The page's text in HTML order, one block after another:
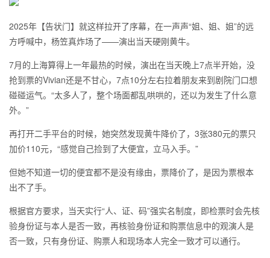
2025年【告状门】就这样拉开了序幕，在一声声“姐、姐、姐”的远
方呼喊中，杨笠真炸场了——演出当天硬刚黄牛。
7月的上海算得上一年最热的时候，演出在当天晚上7点半开始，没
抢到票的Vivian还是不甘心，7点10分左右拉着朋友来到剧院门口想
碰碰运气。“太多人了，整个场面都乱哄哄的，还以为发生了什么意
外。”
再打开二手平台的时候，她突然发现黄牛降价了，3张380元的票只
加价110元，“感觉自己捡到了大便宜，立马入手。”
但她不知道一切的便宜都不是没有缘由，票降价了，是因为票根本
出不了手。
根据官方要求，当天实行“人、证、码”强实名制度，即检票时会先核
验身份证与本人是否一致，再核验身份证和购票信息中的观演人是
否一致，只有身份证、购票人和现场本人完全一致才可以通行。